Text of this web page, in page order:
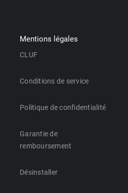
Mentions légales
CLUF
Conditions de service
Politique de confidentialité
Garantie de
remboursement
Désinstaller